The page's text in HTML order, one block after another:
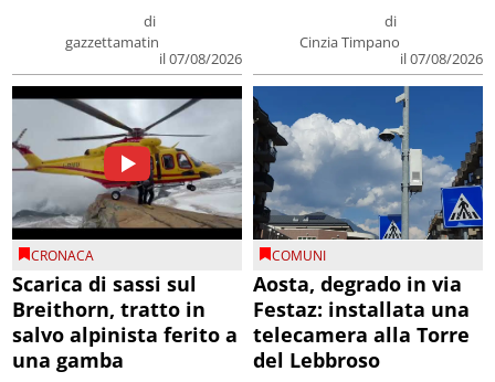
di
gazzettamatin
il 07/08/2026
di
Cinzia Timpano
il 07/08/2026
CRONACA
Scarica di sassi sul
Breithorn, tratto in
salvo alpinista ferito a
una gamba
COMUNI
Aosta, degrado in via
Festaz: installata una
telecamera alla Torre
del Lebbroso